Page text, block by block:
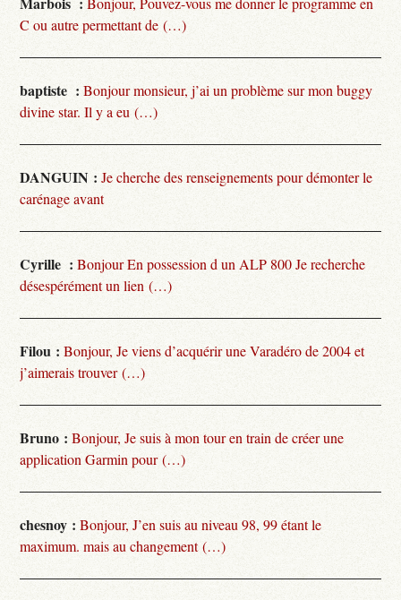
C ou autre permettant de (…)
baptiste : Bonjour monsieur, j’ai un problème sur mon buggy
divine star. Il y a eu (…)
DANGUIN : Je cherche des renseignements pour démonter le
carénage avant
Cyrille : Bonjour En possession d un ALP 800 Je recherche
désespérément un lien (…)
Filou : Bonjour, Je viens d’acquérir une Varadéro de 2004 et
j’aimerais trouver (…)
Bruno : Bonjour, Je suis à mon tour en train de créer une
application Garmin pour (…)
chesnoy : Bonjour, J’en suis au niveau 98, 99 étant le
maximum. mais au changement (…)